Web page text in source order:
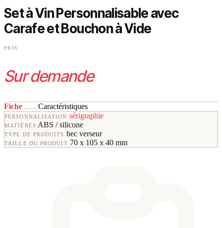
Set à Vin Personnalisable avec
Carafe et Bouchon à Vide
PRIX
Sur demande
Fiche Caractéristiques
PERSONNALISATION sérigraphie
MATIÈRES ABS / silicone
TYPE DE PRODUITS bec verseur
TAILLE DU PRODUIT 70 x 105 x 40 mm